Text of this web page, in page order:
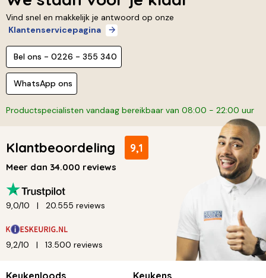
Vind snel en makkelijk je antwoord op onze
Klantenservicepagina
Bel ons - 0226 - 355 340
WhatsApp ons
Productspecialisten vandaag bereikbaar van 08:00 - 22:00 uur
Klantbeoordeling 9,1
Meer dan 34.000 reviews
9,0/10 20.555 reviews
9,2/10 13.500 reviews